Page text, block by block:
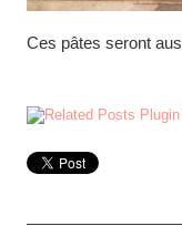
Ces pâtes seront